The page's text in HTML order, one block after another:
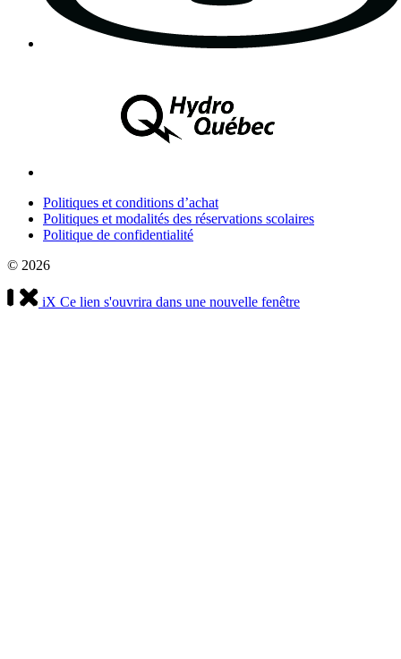
Politiques et conditions d’achat
Politiques et modalités des réservations scolaires
Politique de confidentialité
© 2026
iX Ce lien s'ouvrira dans une nouvelle fenêtre